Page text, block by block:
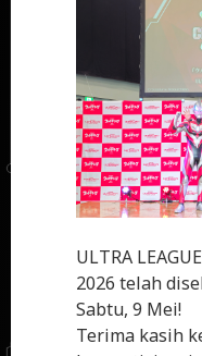
ULTRA
2026 telah
Sabtu, 9 Mei!
Terima kasih